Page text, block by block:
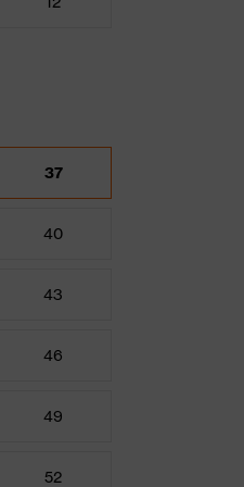
37
40
43
46
49
52